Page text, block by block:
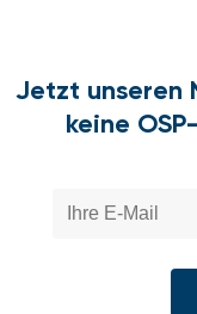
Jetzt unseren
keine